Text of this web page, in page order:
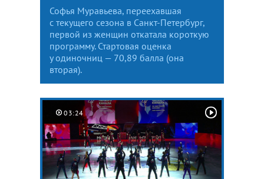
Софья Муравьева, переехавшая
с текущего сезона в Санкт-Петербург,
первой из женщин откатала короткую
программу. Стартовая оценка
у одиночниц — 70,89 балла (она
вторая).
03:24